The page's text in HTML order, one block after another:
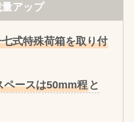
アップ
式特殊荷箱を取り付
ペースは50mm程 と